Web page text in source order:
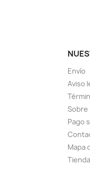
Envío
Aviso
Pago
Mapa